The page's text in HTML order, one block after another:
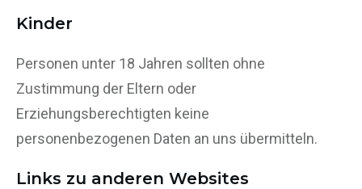
Kinder
Personen unter 18 Jahren sollten ohne
Zustimmung der Eltern oder
Erziehungsberechtigten keine
personenbezogenen Daten an uns übermitteln.
Links zu anderen Websites